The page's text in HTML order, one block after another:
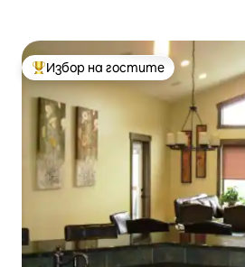
Най-популярен избор на гостите
Избор на гостите